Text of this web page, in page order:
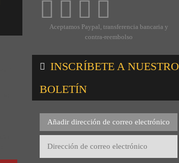
Aceptamos Paypal, transferencia bancaria y
contra-reembolso
INSCRÍBETE A NUESTRO
BOLETÍN
Añadir dirección de correo electrónico